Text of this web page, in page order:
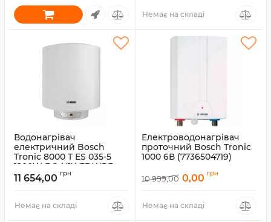
Немає на складі
Водонагрівач
електричний Bosch
Tronic 8000 T ES 035-5
1200W BO H1X-EDWRB,
сухий ТЕН, 1.2 кВт, 35 л
11 654,00 грн
Немає на складі
Електроводонагрівач
проточний Bosch Tronic
1000 6В (7736504719)
10 999,00 0,00 грн
Немає на складі